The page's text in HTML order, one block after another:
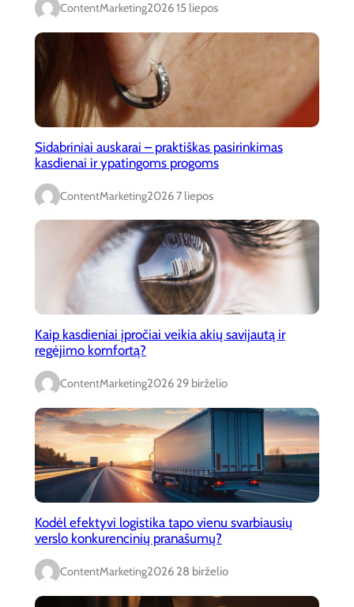
ContentMarketing2026 15 liepos
Sidabriniai auskarai – praktiškas pasirinkimas
kasdienai ir ypatingoms progoms
ContentMarketing2026 7 liepos
Kaip kasdieniai įpročiai veikia akių savijautą ir
regėjimo komfortą?
ContentMarketing2026 29 birželio
Kodėl efektyvi logistika tapo vienu svarbiausių
verslo konkurencinių pranašumų?
ContentMarketing2026 28 birželio